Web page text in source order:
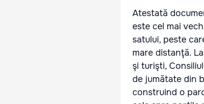
Atestată
este cel mai
satului, peste
mare distanţă.
şi turişti,
de jumătate din
construind o